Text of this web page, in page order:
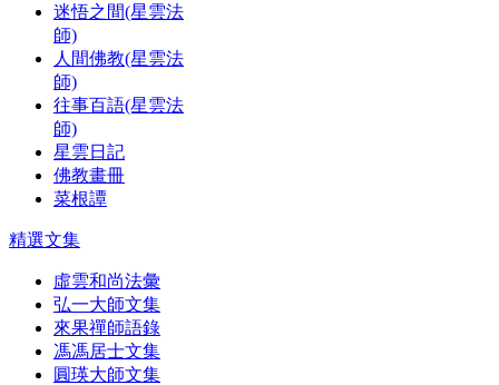
迷悟之間(星雲法
師)
人間佛教(星雲法
師)
往事百語(星雲法
師)
星雲日記
佛教畫冊
菜根譚
精選文集
虛雲和尚法彙
弘一大師文集
來果禪師語錄
馮馮居士文集
圓瑛大師文集